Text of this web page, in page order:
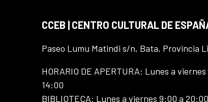
CCEB | CENTRO CULTURAL DE
Paseo Lumu Matindi s/n, Bata, Provincia
HORARIO DE APERTURA: Lunes a
14:00
BIBLIOTECA: Lunes a viernes 9:00 a